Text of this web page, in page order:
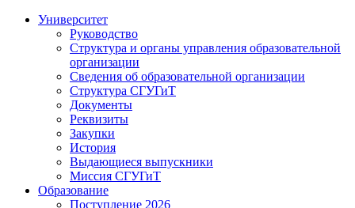
Университет
Руководство
Структура и органы управления образовательной
организации
Сведения об образовательной организации
Структура СГУГиТ
Документы
Реквизиты
Закупки
История
Выдающиеся выпускники
Миссия СГУГиТ
Образование
Поступление 2026